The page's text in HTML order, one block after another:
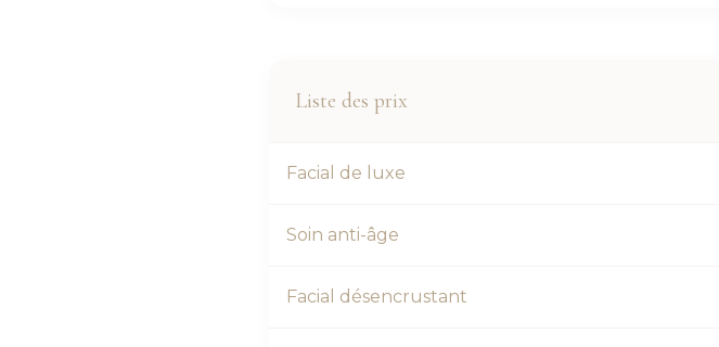
Liste des prix
Facial de luxe
Soin anti-âge
Facial désencrustant